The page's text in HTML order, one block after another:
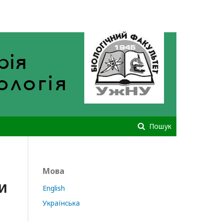
Пошук
Мова
English
Українська